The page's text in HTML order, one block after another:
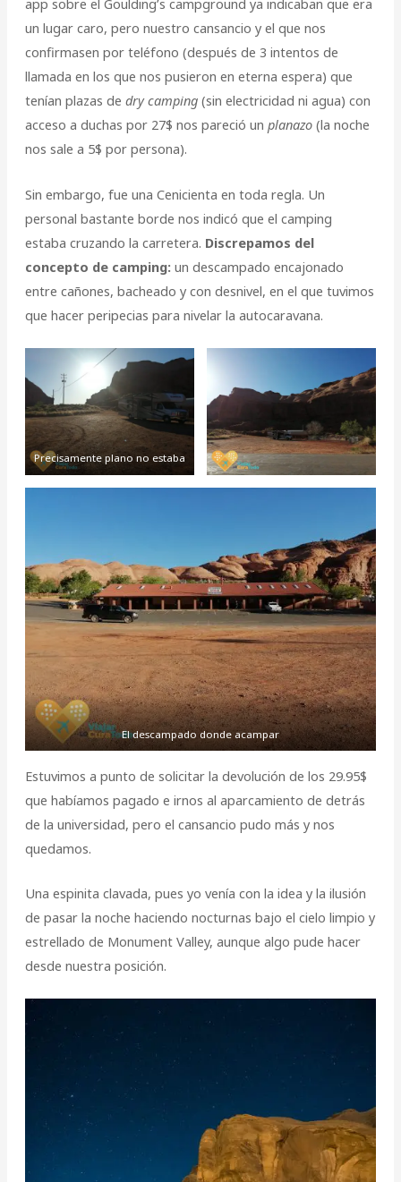
app sobre el Goulding’s campground ya indicaban que era
un lugar caro, pero nuestro cansancio y el que nos
confirmasen por teléfono (después de 3 intentos de
llamada en los que nos pusieron en eterna espera) que
tenían plazas de dry camping(sin electricidad ni agua) con
acceso a duchas por 27$ nos pareció un planazo (la noche
nos sale a 5$ por persona).
Sin embargo, fue una Cenicienta en toda regla. Un
personal bastante borde nos indicó que el camping
estaba cruzando la carretera. Discrepamos del
concepto de camping: un descampado encajonado
entre cañones, bacheado y con desnivel, en el que tuvimos
que hacer peripecias para nivelar la autocaravana.
Precisamente plano no estaba
El descampado donde acampar
Estuvimos a punto de solicitar la devolución de los 29.95$
que habíamos pagado e irnos al aparcamiento de detrás
de la universidad, pero el cansancio pudo más y nos
quedamos.
Una espinita clavada, pues yo venía con la idea y la ilusión
de pasar la noche haciendo nocturnas bajo el cielo limpio y
estrellado de Monument Valley, aunque algo pude hacer
desde nuestra posición.